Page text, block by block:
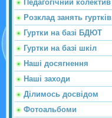
Педагогічний колектив
Розклад занять гуртків
Гуртки на базі БДЮТ
Гуртки на базі шкіл
Наші досягнення
Наші заходи
Ділимось досвідом
Фотоальбоми